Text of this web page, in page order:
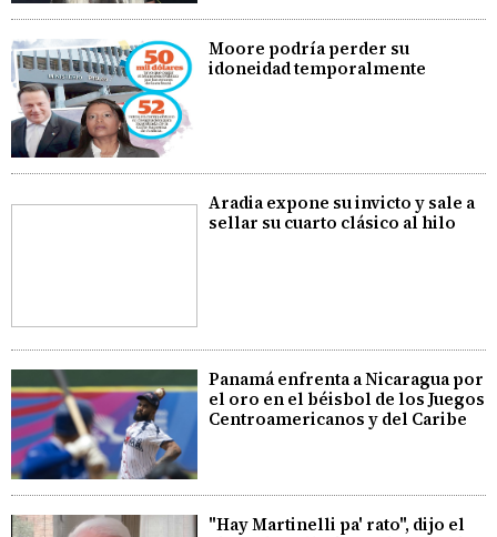
Moore podría perder su
idoneidad temporalmente
Aradia expone su invicto y sale a
sellar su cuarto clásico al hilo
Panamá enfrenta a Nicaragua por
el oro en el béisbol de los Juegos
Centroamericanos y del Caribe
"Hay Martinelli pa' rato", dijo el